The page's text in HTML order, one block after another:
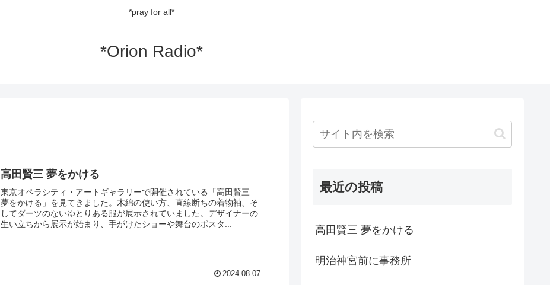
*pray for all*
*Orion Radio*
高田賢三 夢をかける
東京オペラシティ・アートギャラリーで開催されている「高田賢三
夢をかける」を見てきました。木綿の使い方、直線断ちの着物袖、そ
してダーツのないゆとりある服が展示されていました。デザイナーの
生い立ちから展示が始まり、手がけたショーや舞台のポスタ...
2024.08.07
最近の投稿
高田賢三 夢をかける
明治神宮前に事務所